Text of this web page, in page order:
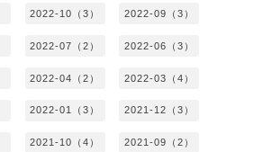
2022-10（3） 2022-09（3）
2022-07（2） 2022-06（3）
2022-04（2） 2022-03（4）
2022-01（3） 2021-12（3）
2021-10（4） 2021-09（2）